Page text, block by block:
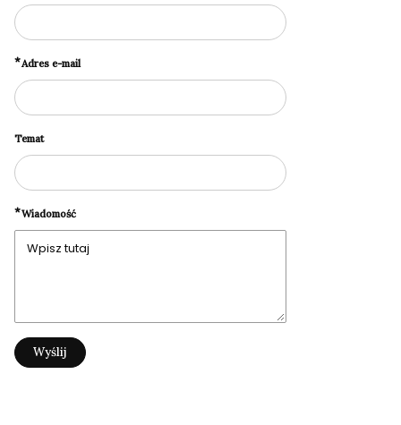
*Adres e-mail
Temat
*Wiadomość
Wyślij